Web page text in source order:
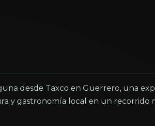
desde Taxco en Guerrero, una
y gastronomía local en un recorrido